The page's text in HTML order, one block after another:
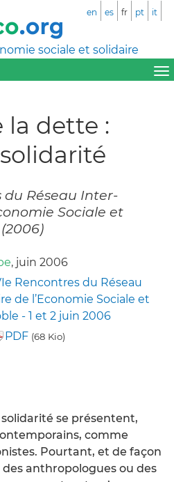
sociale et solidaire
en es fr pt it
la dette :
du Réseau Inter-
Sociale et
, juin 2006
Rencontres du Réseau
de l’Economie Sociale et
- 1 et 2 juin 2006
PDF (68 Kio)
se présentent,
comme
Pourtant, et de façon
anthropologues ou des